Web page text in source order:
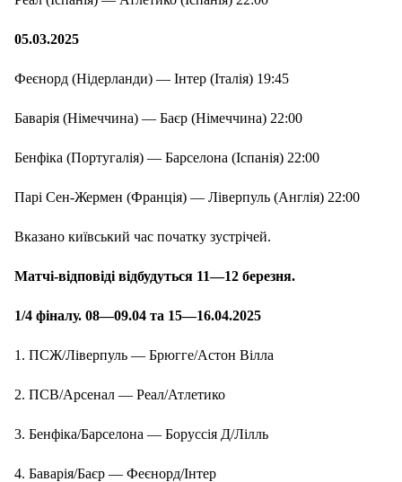
05.03.2025
Феєнорд (Нідерланди) — Інтер (Італія) 19:45
Баварія (Німеччина) — Баєр (Німеччина) 22:00
Бенфіка (Португалія) — Барселона (Іспанія) 22:00
Парі Сен-Жермен (Франція) — Ліверпуль (Англія) 22:00
Вказано київський час початку зустрічей.
Матчі-відповіді відбудуться 11—12 березня.
1/4 фіналу. 08—09.04 та 15—16.04.2025
1. ПСЖ/Ліверпуль — Брюгге/Астон Вілла
2. ПСВ/Арсенал — Реал/Атлетико
3. Бенфіка/Барселона — Боруссія Д/Лілль
4. Баварія/Баєр — Феєнорд/Інтер